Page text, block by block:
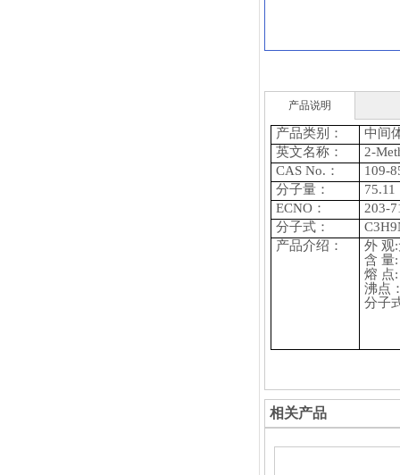
产品说明
产品类别：
中间
英文名称：
2-
CAS No.：
109-
分子量：
75.11
ECNO：
203-
分子式：
产品介绍：
外 观
含 量
熔 点
沸点
分子
相关产品